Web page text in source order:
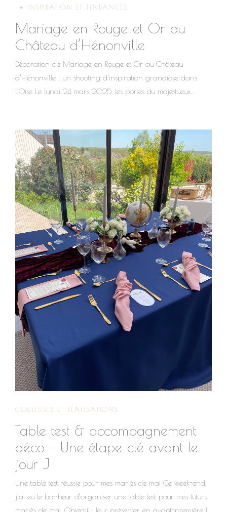
INSPIRATION ET TENDANCES
Mariage en Rouge et Or au
Château d’Hénonville
Décoration de Mariage en Rouge et Or au Château
d’Hénonville : un shooting d’inspiration grandiose dans
l’Oise Le lundi 24 mars 2025, les portes du majestueux
inspirer les futurs mariés en quête d’élégance et d’audace, ce
projet avait pour thème un mariage en rouge et or, moderne
et résolument féérique. Organisé et imaginé par CL & Vous,
Wedding Planner et Wedding Designer dans l’Oise, ce
shooting met en lumière tout le potentiel d’une scénographie
raffinée et personnalisée. Le lieu : un château de caractère
pour...
COULISSES ET RÉALISATIONS
Table test & accompagnement
déco – Une étape clé avant le
jour J
Une table test réussie pour mes mariés de mai Ce week-end,
j’ai eu le bonheur d’organiser une table test pour mes futurs
mariés de mai. Objectif : leur présenter en avant-première le